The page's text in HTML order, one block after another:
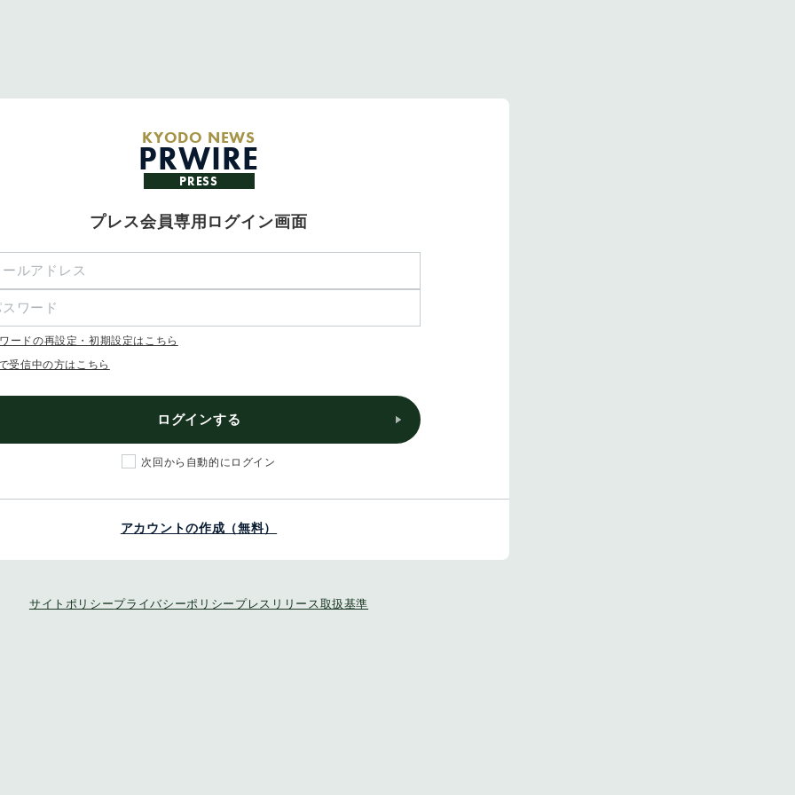
KYODO NEWS
PRWIRE
PRESS
プレス会員専用ログイン画面
ードの再設定・初期設定はこちら
受信中の方はこちら
ログインする
次回から自動的にログイン
アカウントの作成（無料）
サイトポリシープライバシーポリシー プレスリリース取扱基準